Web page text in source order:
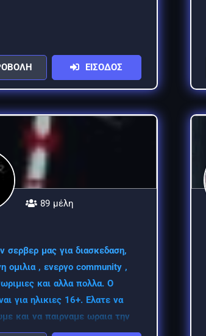
ΕΙΣΟΔΟΣ
89 μέλη
σερβερ μας για διασκεδαση,
ομιλια , ενεργο community ,
και αλλα πολλα. Ο
για ηλικιες 16+. Ελατε να
και να παιρναμε ωραια την